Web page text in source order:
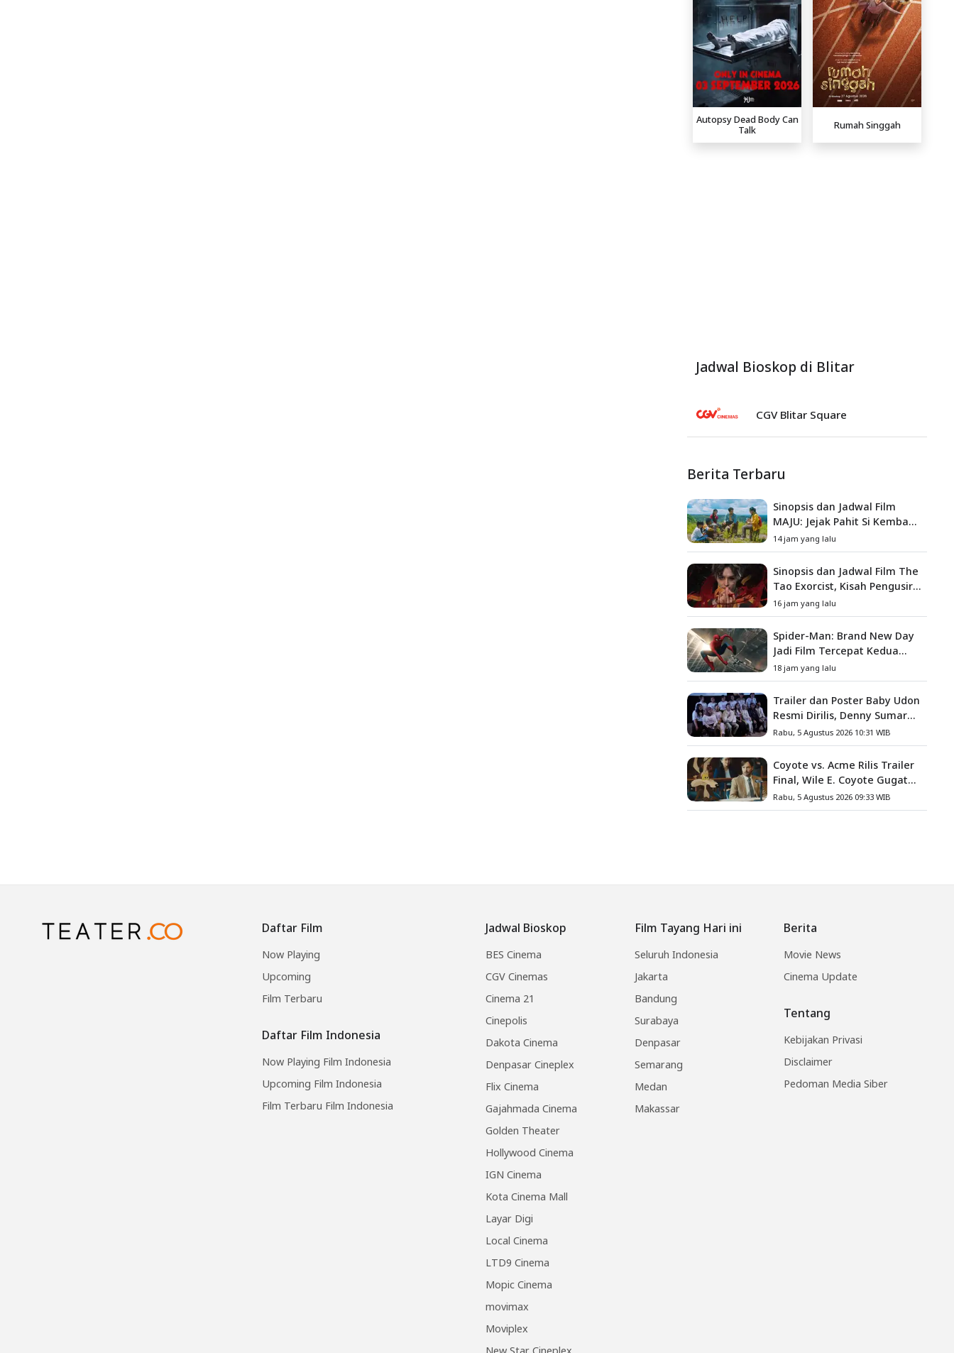
Autopsy Dead Body Can
Talk
Rumah Singgah
Jadwal Bioskop di Blitar
CGV Blitar Square
Berita Terbaru
Sinopsis dan Jadwal Film
MAJU: Jejak Pahit Si Kembang
Gula, Misteri Hilangnya
Bagas di Lokasi Jambore
14 jam yang lalu
Sinopsis dan Jadwal Film The
Tao Exorcist, Kisah Pengusir
Setan Melawan Kutukan
Mematikan
16 jam yang lalu
Spider-Man: Brand New Day
Jadi Film Tercepat Kedua
yang Berhasil Tembus US$1
Miliar
18 jam yang lalu
Trailer dan Poster Baby Udon
Resmi Dirilis, Denny Sumargo
Angkat Kisah Nyata Fanny
Kondoh
Rabu, 5 Agustus 2026 10:31 WIB
Coyote vs. Acme Rilis Trailer
Final, Wile E. Coyote Gugat
Acme Corporation ke
Pengadilan
Rabu, 5 Agustus 2026 09:33 WIB
Daftar Film
Now Playing
Upcoming
Film Terbaru
Daftar Film Indonesia
Now Playing Film Indonesia
Upcoming Film Indonesia
Film Terbaru Film Indonesia
Jadwal Bioskop
BES Cinema
CGV Cinemas
Cinema 21
Cinepolis
Dakota Cinema
Denpasar Cineplex
Flix Cinema
Gajahmada Cinema
Golden Theater
Hollywood Cinema
IGN Cinema
Kota Cinema Mall
Layar Digi
Local Cinema
LTD9 Cinema
Mopic Cinema
movimax
Moviplex
New Star Cineplex
Film Tayang Hari ini
Seluruh Indonesia
Jakarta
Bandung
Surabaya
Denpasar
Semarang
Medan
Makassar
Berita
Movie News
Cinema Update
Tentang
Kebijakan Privasi
Disclaimer
Pedoman Media Siber